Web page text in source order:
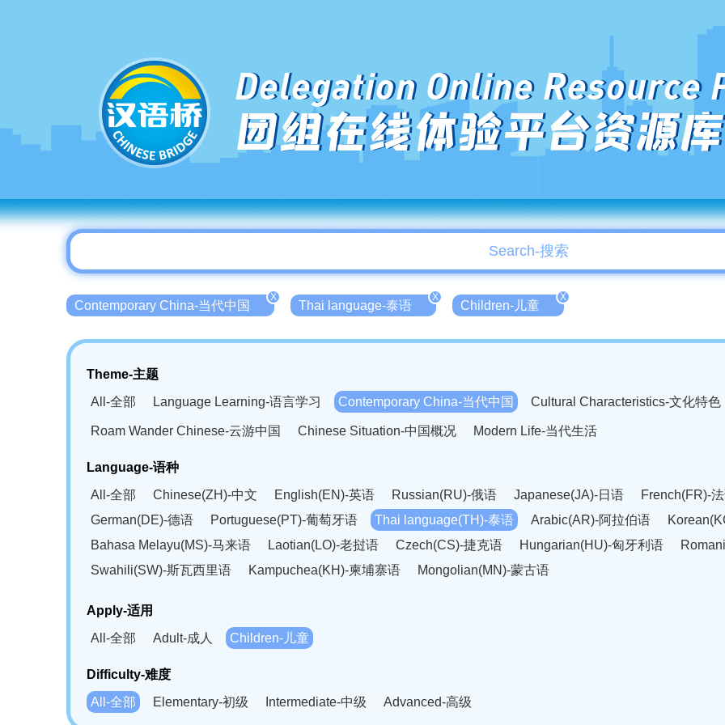
Delegation Online Resource
团组在线体验平台资源库
Contemporary China-当代中国
X
Thai language-泰语
X
Children-儿童
X
Theme-主题
All-全部
Language Learning-语言学习 Contemporary China-当代中国 Cultural Characteristics-文化特色
Roam Wander Chinese-云游中国 Chinese Situation-中国概况 Modern Life-当代生活
Language-语种
All-全部
Chinese(ZH)-中文 English(EN)-英语 Russian(RU)-俄语 Japanese(JA)-日语
French(FR)-
German(DE)-德语
Portuguese(PT)-葡萄牙语 Thai language(TH)-泰语 Arabic(AR)-阿拉伯语
Bahasa Melayu(MS)-马来语
Laotian(LO)-老挝语 Czech(CS)-捷克语 Hungarian(HU)-匈牙利语
Swahili(SW)-斯瓦西里语
Kampuchea(KH)-柬埔寨语 Mongolian(MN)-蒙古语
Apply-适用
All-全部
Adult-成人 Children-儿童
Difficulty-难度
All-全部
Elementary-初级 Intermediate-中级 Advanced-高级